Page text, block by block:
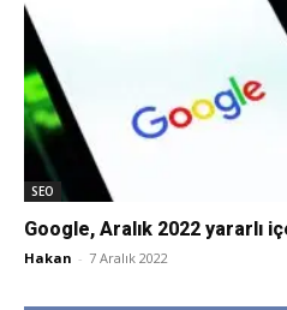
SEO
Google, Aralık 2022 yararlı
Hakan - 7 Aralık 2022